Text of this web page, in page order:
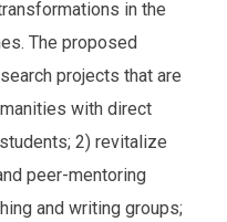
in the
The proposed
projects that are
with direct
2) revitalize
peer-mentoring
and writing groups;